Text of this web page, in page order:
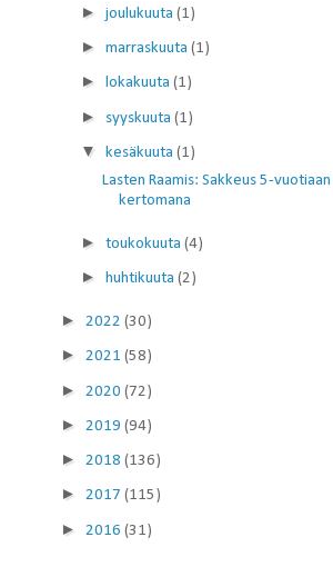
► joulukuuta (1)
► marraskuuta (1)
► lokakuuta (1)
► syyskuuta (1)
▼ kesäkuuta (1)
Lasten Raamis: Sakkeus 5-vuotiaan
kertomana
► toukokuuta (4)
► huhtikuuta (2)
► 2022 (30)
► 2021 (58)
► 2020 (72)
► 2019 (94)
► 2018 (136)
► 2017 (115)
► 2016 (31)